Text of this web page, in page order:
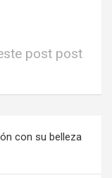
post post
con su belleza